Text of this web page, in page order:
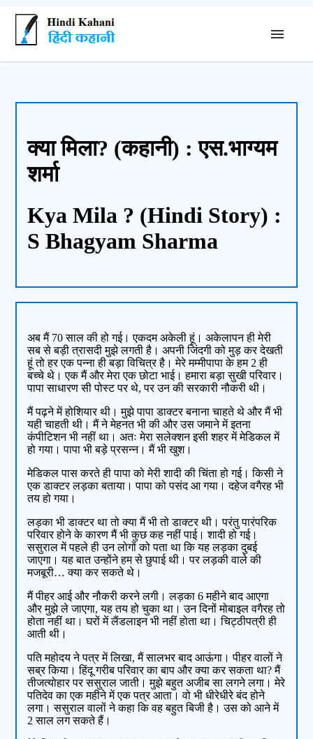
क्या मिला? (कहानी) : एस.भाग्यम
शर्मा
Kya Mila ? (Hindi Story) :
S Bhagyam Sharma
अब मैं 70 साल की हो गई। एकदम अकेली हूं। अकेलापन ही मेरी
सब से बड़ी त्रासदी मुझे लगती है। अपनी जिंदगी को मुड़ कर देखती
हूं तो हर एक पन्ना ही बड़ा विचित्र है। मेरे मम्मीपापा के हम 2 ही
बच्चे थे। एक मैं और मेरा एक छोटा भाई। हमारा बड़ा सुखी परिवार।
पापा साधारण सी पोस्ट पर थे, पर उन की सरकारी नौकरी थी।
मैं पढ़ने में होशियार थी। मुझे पापा डाक्टर बनाना चाहते थे और मैं भी
यही चाहती थी। मैं ने मेहनत भी की और उस जमाने में इतना
कंपीटिशन भी नहीं था। अतः मेरा सलेक्शन इसी शहर में मेडिकल में
हो गया। पापा भी बड़े प्रसन्न। मैं भी खुश।
मेडिकल पास करते ही पापा को मेरी शादी की चिंता हो गई। किसी ने
एक डाक्टर लड़का बताया। पापा को पसंद आ गया। दहेज वगैरह भी
तय हो गया।
लड़का भी डाक्टर था तो क्या मैं भी तो डाक्टर थी। परंतु पारंपरिक
परिवार होने के कारण मैं भी कुछ कह नहीं पाई। शादी हो गई।
ससुराल में पहले ही उन लोगों को पता था कि यह लड़का दुबई
जाएगा। यह बात उन्होंने हम से छुपाई थी। पर लड़की वाले की
मजबूरी… क्या कर सकते थे।
मैं पीहर आई और नौकरी करने लगी। लड़का 6 महीने बाद आएगा
और मुझे ले जाएगा, यह तय हो चुका था। उन दिनों मोबाइल वगैरह तो
होता नहीं था। घरों में लैंडलाइन भी नहीं होता था। चिट्ठीपत्री ही
आती थी।
पति महोदय ने पत्र में लिखा, मैं सालभर बाद आऊंगा। पीहर वालों ने
सब्र किया। हिंदू गरीब परिवार का बाप और क्या कर सकता था? मैं
तीजत्योहार पर ससुराल जाती। मुझे बहुत अजीब सा लगने लगा। मेरे
पतिदेव का एक महीने में एक पत्र आता। वो भी धीरेधीरे बंद होने
लगा। ससुराल वालों ने कहा कि वह बहुत बिजी है। उस को आने में
2 साल लग सकते हैं।